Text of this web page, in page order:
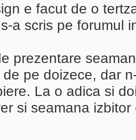
e facut de o
a scris pe forumul
prezentare
pe doizece, dar
La o adica si
si seamana